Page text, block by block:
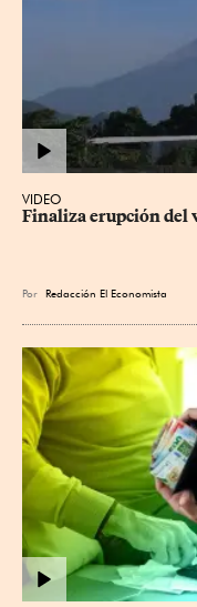
VIDEO
Finaliza erupción del
Por Redacción El Economista